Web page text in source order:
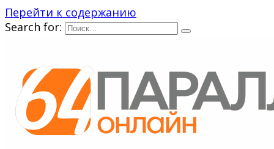
Перейти к содержанию
Search for: